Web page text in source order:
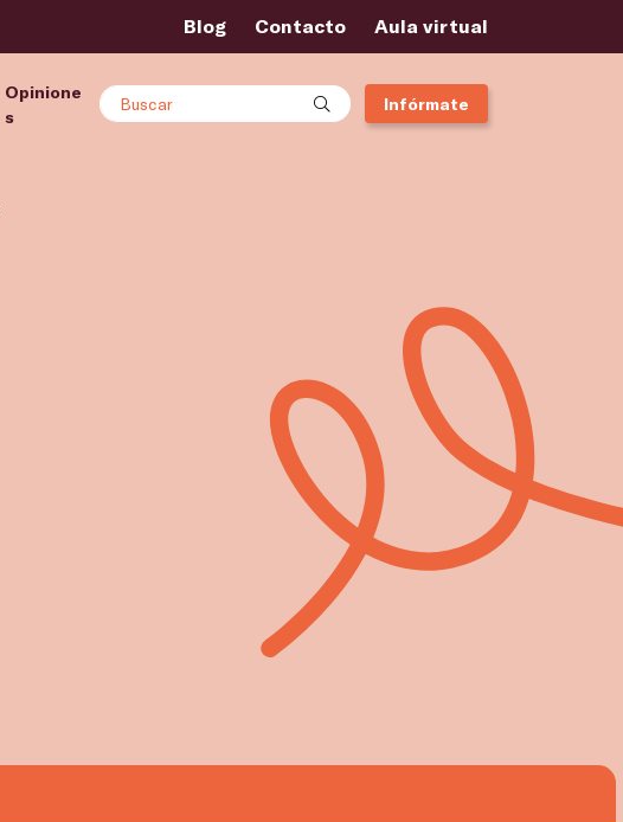
Blog Contacto Aula virtual
Opinione
s
Buscar Infórmate